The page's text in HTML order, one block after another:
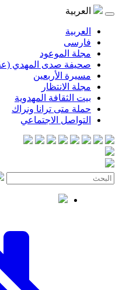
المهدي (عجّل الله فرجه)
المهدوية
ترانا ونراك
الاجتماعي